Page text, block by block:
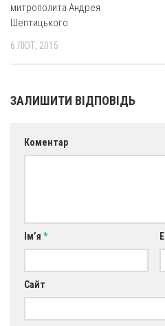
митрополита Андрея
Шептицького
6 ЛЮТ, 2015
ЗАЛИШИТИ ВІДПОВІДЬ
Коментар
Ім’я *
Сайт